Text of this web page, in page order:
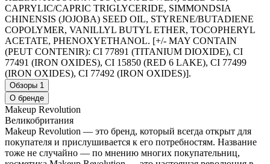
CAPRYLIC/CAPRIC TRIGLYCERIDE, SIMMONDSIA
CHINENSIS (JOJOBA) SEED OIL, STYRENE/BUTADIENE
COPOLYMER, VANILLYL BUTYL ETHER, TOCOPHERYL
ACETATE, PHENOXYETHANOL. [+/- MAY CONTAIN
(PEUT CONTENIR): CI 77891 (TITANIUM DIOXIDE), CI
77491 (IRON OXIDES), CI 15850 (RED 6 LAKE), CI 77499
(IRON OXIDES), CI 77492 (IRON OXIDES)].
Обзоры 1
О бренде
Makeup Revolution
Великобритания
Makeup Revolution — это бренд, который всегда открыт для
покупателя и прислушивается к его потребностям. Название
тоже не случайно — по мнению многих покупательниц,